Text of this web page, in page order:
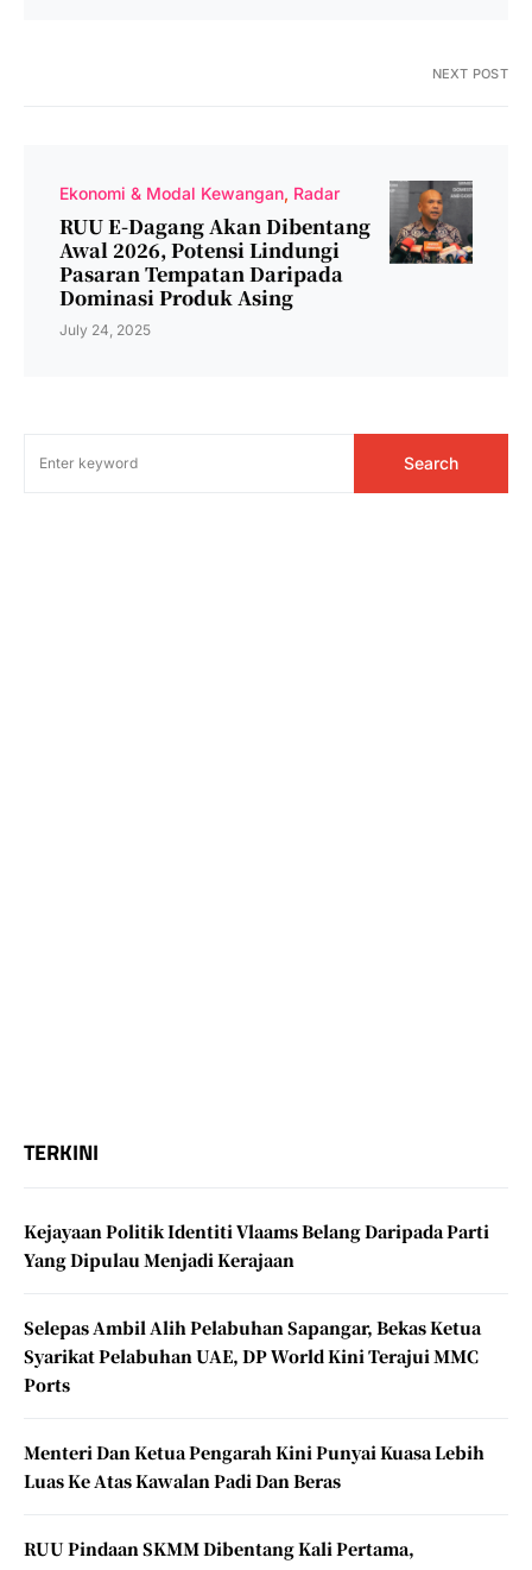
NEXT POST
Ekonomi & Modal Kewangan Radar
RUU E-Dagang Akan Dibentang
Awal 2026, Potensi Lindungi
Pasaran Tempatan Daripada
Dominasi Produk Asing
July 24, 2025
Search
TERKINI
Kejayaan Politik Identiti Vlaams Belang Daripada Parti
Yang Dipulau Menjadi Kerajaan
Selepas Ambil Alih Pelabuhan Sapangar, Bekas Ketua
Syarikat Pelabuhan UAE, DP World Kini Terajui MMC
Ports
Menteri Dan Ketua Pengarah Kini Punyai Kuasa Lebih
Luas Ke Atas Kawalan Padi Dan Beras
RUU Pindaan SKMM Dibentang Kali Pertama,